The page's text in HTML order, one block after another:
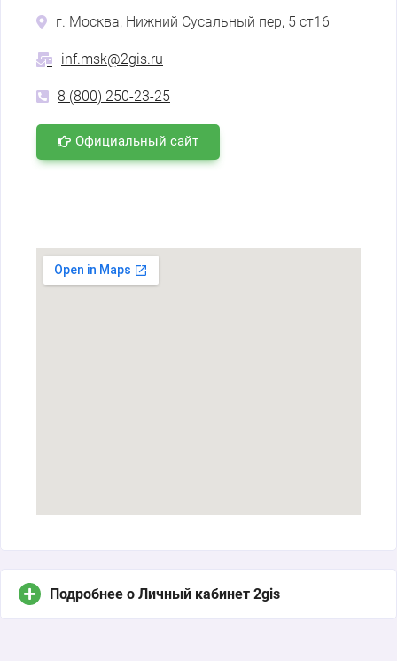
г. Москва, Нижний Сусальный пер, 5 ст16
inf.msk@2gis.ru
8 (800) 250-23-25
Официальный сайт
Подробнее о Личный кабинет 2gis